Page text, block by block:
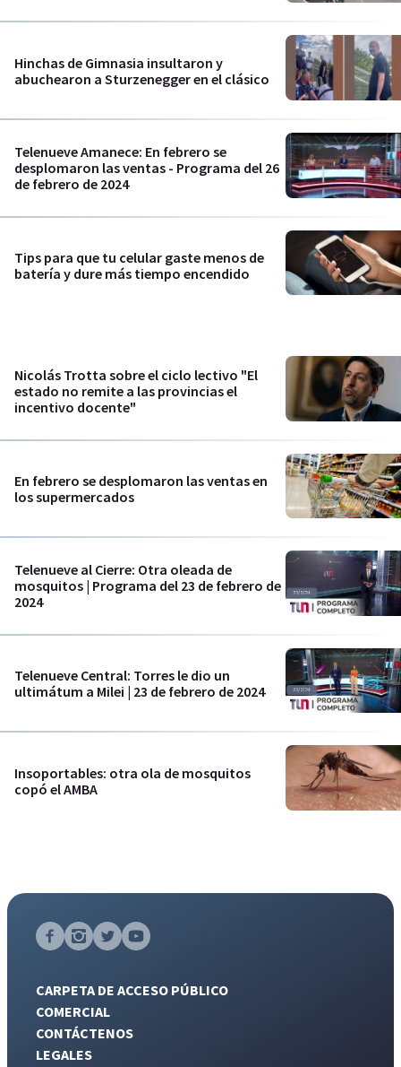
Hinchas de Gimnasia insultaron y
abuchearon a Sturzenegger en el clásico
Telenueve Amanece: En febrero se
desplomaron las ventas - Programa del 26
de febrero de 2024
Tips para que tu celular gaste menos de
batería y dure más tiempo encendido
Nicolás Trotta sobre el ciclo lectivo "El
estado no remite a las provincias el
incentivo docente"
En febrero se desplomaron las ventas en
los supermercados
Telenueve al Cierre: Otra oleada de
mosquitos | Programa del 23 de febrero de
2024
Telenueve Central: Torres le dio un
ultimátum a Milei | 23 de febrero de 2024
Insoportables: otra ola de mosquitos
copó el AMBA
CARPETA DE ACCESO PÚBLICO
COMERCIAL
CONTÁCTENOS
LEGALES